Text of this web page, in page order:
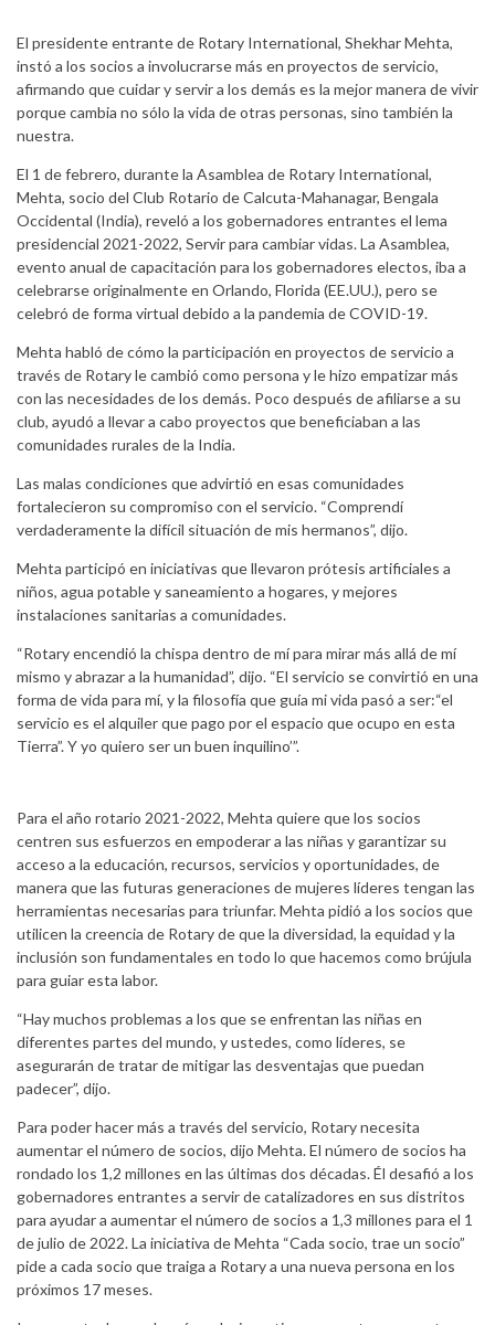
El presidente entrante de Rotary International, Shekhar Mehta,
instó a los socios a involucrarse más en proyectos de servicio,
afirmando que cuidar y servir a los demás es la mejor manera de vivir
porque cambia no sólo la vida de otras personas, sino también la
nuestra.
El 1 de febrero, durante la Asamblea de Rotary International,
Mehta, socio del Club Rotario de Calcuta-Mahanagar, Bengala
Occidental (India), reveló a los gobernadores entrantes el lema
presidencial 2021-2022, Servir para cambiar vidas. La Asamblea,
evento anual de capacitación para los gobernadores electos, iba a
celebrarse originalmente en Orlando, Florida (EE.UU.), pero se
celebró de forma virtual debido a la pandemia de COVID-19.
Mehta habló de cómo la participación en proyectos de servicio a
través de Rotary le cambió como persona y le hizo empatizar más
con las necesidades de los demás. Poco después de afiliarse a su
club, ayudó a llevar a cabo proyectos que beneficiaban a las
comunidades rurales de la India.
Las malas condiciones que advirtió en esas comunidades
fortalecieron su compromiso con el servicio. “Comprendí
verdaderamente la difícil situación de mis hermanos”, dijo.
Mehta participó en iniciativas que llevaron prótesis artificiales a
niños, agua potable y saneamiento a hogares, y mejores
instalaciones sanitarias a comunidades.
“Rotary encendió la chispa dentro de mí para mirar más allá de mí
mismo y abrazar a la humanidad”, dijo. “El servicio se convirtió en una
forma de vida para mí, y la filosofía que guía mi vida pasó a ser:“el
servicio es el alquiler que pago por el espacio que ocupo en esta
Tierra”. Y yo quiero ser un buen inquilino’”.
Para el año rotario 2021-2022, Mehta quiere que los socios
centren sus esfuerzos en empoderar a las niñas y garantizar su
acceso a la educación, recursos, servicios y oportunidades, de
manera que las futuras generaciones de mujeres líderes tengan las
herramientas necesarias para triunfar. Mehta pidió a los socios que
utilicen la creencia de Rotary de que la diversidad, la equidad y la
inclusión son fundamentales en todo lo que hacemos como brújula
para guiar esta labor.
“Hay muchos problemas a los que se enfrentan las niñas en
diferentes partes del mundo, y ustedes, como líderes, se
asegurarán de tratar de mitigar las desventajas que puedan
padecer”, dijo.
Para poder hacer más a través del servicio, Rotary necesita
aumentar el número de socios, dijo Mehta. El número de socios ha
rondado los 1,2 millones en las últimas dos décadas. Él desafió a los
gobernadores entrantes a servir de catalizadores en sus distritos
para ayudar a aumentar el número de socios a 1,3 millones para el 1
de julio de 2022. La iniciativa de Mehta “Cada socio, trae un socio”
pide a cada socio que traiga a Rotary a una nueva persona en los
próximos 17 meses.